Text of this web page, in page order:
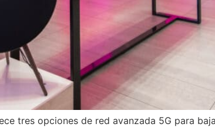
tres opciones de red avanzada 5G para